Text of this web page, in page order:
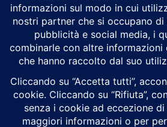
Alground fa parte del Gruppo Trizio
SEGUICI